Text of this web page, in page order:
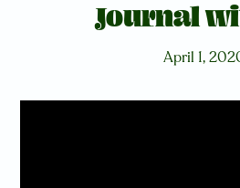
Journal
April 1,